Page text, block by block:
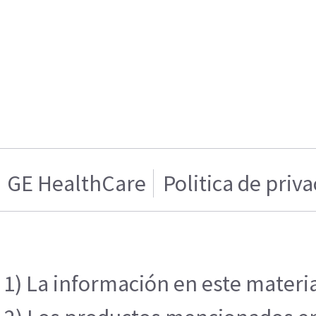
GE HealthCare Politica de
1) La información en este